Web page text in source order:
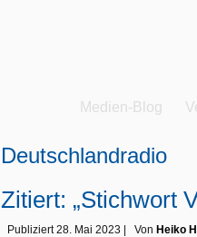
Medien-Blog
Deutschlandradio
Zitiert: „Stichwort
Publiziert 28. Mai 2023 Von Heiko